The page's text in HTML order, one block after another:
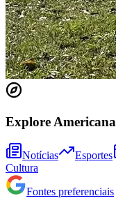
Explore Americana
Notícias Esportes
Cultura
Fontes preferenciais